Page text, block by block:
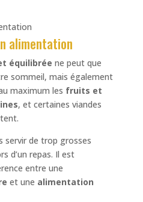
alimentation
équilibrée ne peut que
sommeil, mais également
maximum les fruits et
, et certaines viandes
servir de trop grosses
d’un repas. Il est
entre une
et une alimentation